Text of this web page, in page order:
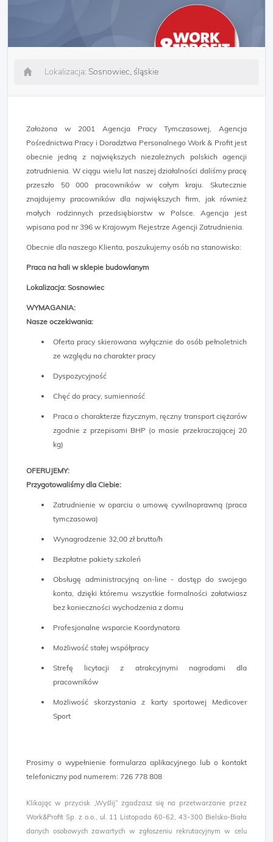
Lokalizacja: Sosnowiec, śląskie
Założona w 2001 Agencja Pracy Tymczasowej, Agencja
Pośrednictwa Pracy i Doradztwa Personalnego Work & Profit jest
obecnie jedną z największych niezależnych polskich agencji
zatrudnienia. W ciągu wielu lat naszej działalności daliśmy pracę
przeszło 50 000 pracowników w całym kraju. Skutecznie
znajdujemy pracowników dla największych firm, jak również
małych rodzinnych przedsiębiorstw w Polsce. Agencja jest
wpisana pod nr 396 w Krajowym Rejestrze Agencji Zatrudnienia.
Obecnie dla naszego Klienta, poszukujemy osób na stanowisko:
Praca na hali w sklepie budowlanym
Lokalizacja: Sosnowiec
WYMAGANIA:
Nasze oczekiwania:
Oferta pracy skierowana wyłącznie do osób pełnoletnich
ze względu na charakter pracy
Dyspozycyjność
Chęć do pracy, sumienność
Praca o charakterze fizycznym, ręczny transport ciężarów
zgodnie z przepisami BHP (o masie przekraczającej 20
kg)
OFERUJEMY:
Przygotowaliśmy dla Ciebie:
Zatrudnienie w oparciu o umowę cywilnoprawną (praca
tymczasowa)
Wynagrodzenie 32,00 zł brutto/h
Bezpłatne pakiety szkoleń
Obsługę administracyjną on-line - dostęp do swojego
konta, dzięki któremu wszystkie formalności załatwiasz
bez konieczności wychodzenia z domu
Profesjonalne wsparcie Koordynatora
Możliwość stałej współpracy
Strefę licytacji z atrakcyjnymi nagrodami dla
pracowników
Możliwość skorzystania z karty sportowej Medicover
Sport
Prosimy o wypełnienie formularza aplikacyjnego lub o kontakt
telefoniczny pod numerem: 726 778 808
Klikając w przycisk „Wyślij” zgadzasz się na przetwarzanie przez
Work&Profit Sp. z o.o., ul. 11 Listopada 60-62, 43-300 Bielsko-Biała
danych osobowych zawartych w zgłoszeniu rekrutacyjnym w celu